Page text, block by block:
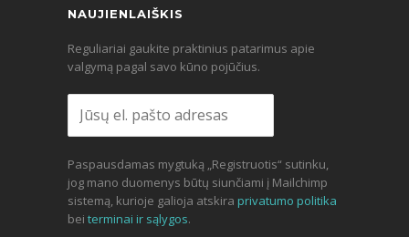
NAUJIENLAIŠKIS
Reguliariai gaukite praktinius patarimus apie
valgymą pagal savo kūno pojūčius.
Paspausdamas mygtuką „Registruotis“ sutinku,
jog mano duomenys būtų siunčiami į Mailchimp
sistemą, kurioje galioja atskira privatumo politika
bei terminai ir sąlygos.